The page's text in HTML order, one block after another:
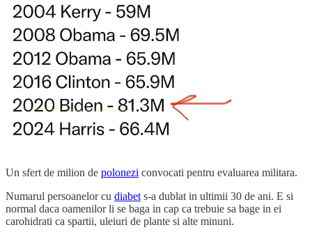
in defavoarea Vaii Prahova.
Un istoric interesant al ONG-urilor lui Soros
crescut in influenta. E mai vechi, dar zic ca merita sa vedeti ce e
adevarat si nu in povestea cu batranul comunist.
38% din copiii nascuti in Anglia si Tara Galilor in 2023 provin din
mame nascutein afaraMarii Britanii. V-am zis ca e boala mentala
acolo.
Cercetatorii israelieni au descoperit o proteina
sistemul imunitar sa atace tumorile. Este foarte promitator pentru
Un sfert de milion de polonezi convocati pentru evaluarea militara.
Numarul persoanelor cu diabet s-a dublat in ultimii 30 de ani. E si
normal daca oamenilor li se baga in cap ca trebuie sa bage in ei
carohidrati ca spartii, uleiuri de plante si alte minuni.